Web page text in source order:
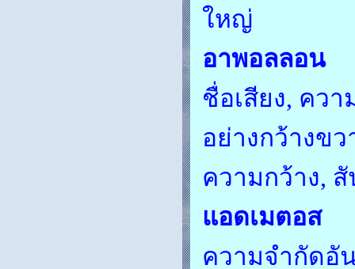
ใหญ่
อาพอลลอน
ชื่อเสียง, คว
อย่างกว้างข
ความกว้าง,
แอดเมตอส
ความจำกัดอั